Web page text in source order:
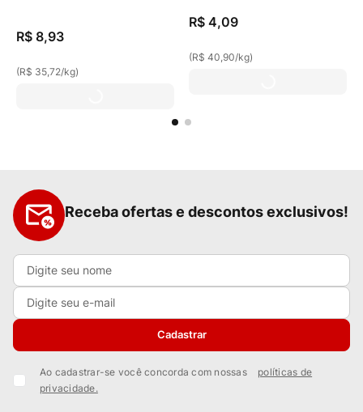
R$ 8,93
(R$ 35,72/kg)
R$ 4,09
(R$ 40,90/kg)
Receba ofertas e descontos exclusivos!
Cadastrar
Ao cadastrar-se você concorda com nossas
políticas de
privacidade.